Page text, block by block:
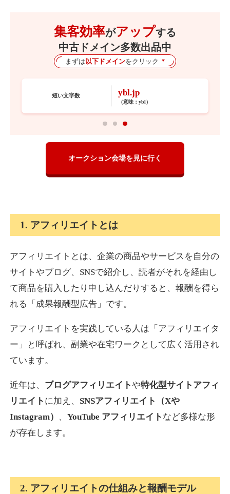
集客効率がアップする
中古ドメイン多数出品中
まずは 以下ドメインをクリック
短い文字数 ybl.jp
（意味： ybl）
オークション会場を見に行く
1. アフィリエイトとは
アフィリエイトとは、企業の商品やサービスを自分の
サイトやブログ、SNSで紹介し、読者がそれを経由し
て商品を購入したり申し込んだりすると、報酬を得ら
れる「成果報酬型広告」です。
アフィリエイトを実践している人は「アフィリエイタ
ー」と呼ばれ、副業や在宅ワークとして広く活用され
ています。
近年は、 ブログアフィリエイトや特化型サイトアフィ
リエイト に加え、 SNSアフィリエイト（Xや
Instagram） 、YouTube アフィリエイト など多様な形
が存在します。
2. アフィリエイトの仕組みと報酬モデル